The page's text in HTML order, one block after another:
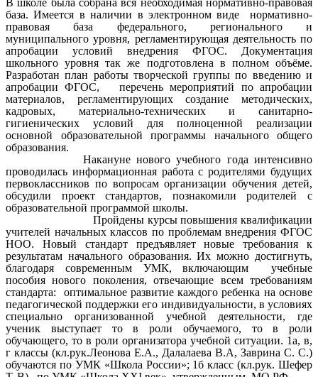
В школе была собрана вся необходимая нормативно-правовая
база. Имеется в наличии в электронном виде нормативно-
правовая база федерального, регионального и
муниципального уровня, регламентирующая деятельность по
апробации условий внедрения ФГОС. Документация
школьного уровня так же подготовлена в полном объёме.
Разработан план работы творческой группы по введению и
апробации ФГОС, перечень мероприятий по апробации
материалов, регламентирующих создание методических,
кадровых, материально-технических и санитарно-
гигиенических условий для полноценной реализации
основной образовательной программы начального общего
образования.
Накануне нового учебного года интенсивно
проводилась информационная работа с родителями будущих
первоклассников по вопросам организации обучения детей,
обсудили проект стандартов, познакомили родителей с
образовательной программой школы.
Пройдены курсы повышения квалификации
учителей начальных классов по проблемам внедрения ФГОС
НОО. Новый стандарт предъявляет новые требования к
результатам начального образования. Их можно достигнуть,
благодаря современным УМК, включающим учебные
пособия нового поколения, отвечающие всем требованиям
стандарта: оптимальное развитие каждого ребенка на основе
педагогической поддержки его индивидуальности, в условиях
специально организованной учебной деятельности, где
ученик выступает то в роли обучаемого, то в роли
обучающего, то в роли организатора учебной ситуации. 1а, в,
г классы (кл.рук.Леонова Е.А., Далалаева В.А, Заврина С. С.)
обучаются по УМК «Школа России»; 1б класс (кл.рук. Шефер